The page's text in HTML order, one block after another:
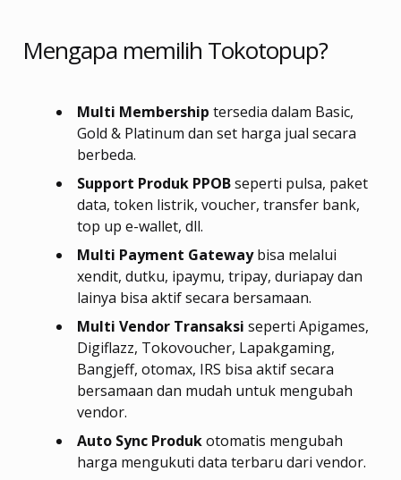
Mengapa memilih Tokotopup?
Multi Membership tersedia dalam Basic,
Gold & Platinum dan set harga jual secara
berbeda.
Support Produk PPOBseperti pulsa, paket
data, token listrik, voucher, transfer bank,
top up e-wallet, dll.
Multi Payment Gatewaybisa melalui
xendit, dutku, ipaymu, tripay, duriapay dan
lainya bisa aktif secara bersamaan.
Multi Vendor Transaksi seperti Apigames,
Digiflazz, Tokovoucher, Lapakgaming,
Bangjeff, otomax, IRS bisa aktif secara
bersamaan dan mudah untuk mengubah
vendor.
Auto Sync Produkotomatis mengubah
harga mengukuti data terbaru dari vendor.